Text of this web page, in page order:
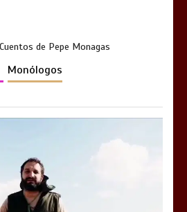
de Pepe Monagas
Monólogos